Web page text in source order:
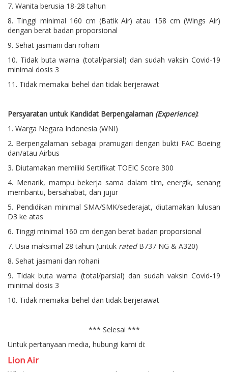
7. Wanita berusia 18-28 tahun
8. Tinggi minimal 160 cm (Batik Air) atau 158 cm (Wings Air)
dengan berat badan proporsional
9. Sehat jasmani dan rohani
10. Tidak buta warna (total/parsial) dan sudah vaksin Covid-19
minimal dosis 3
11. Tidak memakai behel dan tidak berjerawat
Persyaratan untuk Kandidat Berpengalaman (Experience):
1. Warga Negara Indonesia (WNI)
2. Berpengalaman sebagai pramugari dengan bukti FAC Boeing
dan/atau Airbus
3. Diutamakan memiliki Sertifikat TOEIC Score 300
4. Menarik, mampu bekerja sama dalam tim, energik, senang
membantu, bersahabat, dan jujur
5. Pendidikan minimal SMA/SMK/sederajat, diutamakan lulusan
D3 ke atas
6. Tinggi minimal 160 cm dengan berat badan proporsional
7. Usia maksimal 28 tahun (untuk ratedB737 NG & A320)
8. Sehat jasmani dan rohani
9. Tidak buta warna (total/parsial) dan sudah vaksin Covid-19
minimal dosis 3
10. Tidak memakai behel dan tidak berjerawat
*** Selesai ***
Untuk pertanyaan media, hubungi kami di:
Lion Air